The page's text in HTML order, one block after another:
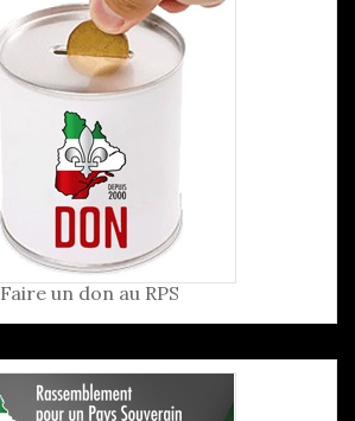
Faire un don au RPS